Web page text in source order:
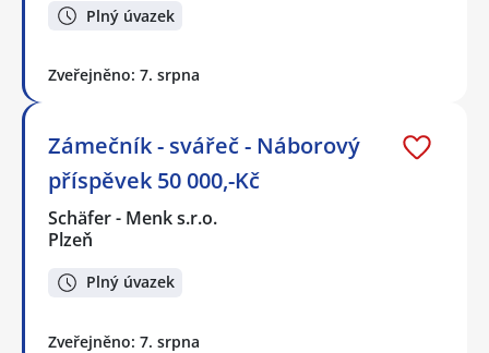
Plný úvazek
Zveřejněno: 7. srpna
Zámečník - svářeč - Náborový
příspěvek 50 000,-Kč
Schäfer - Menk s.r.o.
Plzeň
Plný úvazek
Zveřejněno: 7. srpna